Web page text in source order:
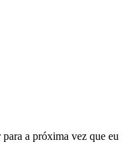
para a próxima vez que eu